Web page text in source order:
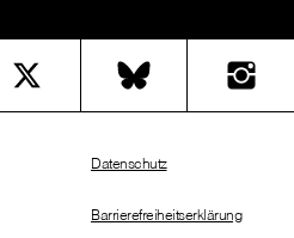
Datenschutz
Barrierefreiheitserklärung